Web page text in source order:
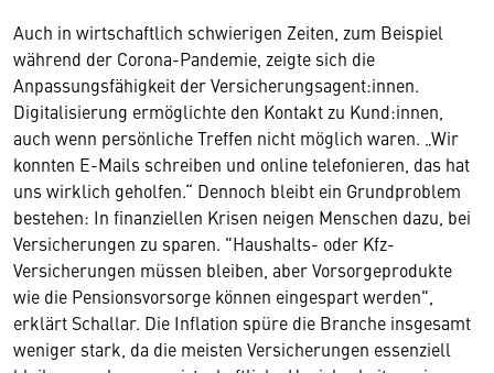
Auch in wirtschaftlich schwierigen Zeiten, zum Beispiel
während der Corona-Pandemie, zeigte sich die
Anpassungsfähigkeit der Versicherungsagent:innen.
Digitalisierung ermöglichte den Kontakt zu Kund:innen,
auch wenn persönliche Treffen nicht möglich waren. „Wir
konnten E-Mails schreiben und online telefonieren, das hat
uns wirklich geholfen.“ Dennoch bleibt ein Grundproblem
bestehen: In finanziellen Krisen neigen Menschen dazu, bei
Versicherungen zu sparen. "Haushalts- oder Kfz-
Versicherungen müssen bleiben, aber Vorsorgeprodukte
wie die Pensionsvorsorge können eingespart werden",
erklärt Schallar. Die Inflation spüre die Branche insgesamt
weniger stark, da die meisten Versicherungen essenziell